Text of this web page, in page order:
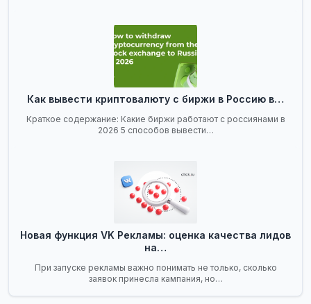
Как вывести криптовалюту с биржи в Россию в…
Краткое содержание: Какие биржи работают с россиянами в
2026 5 способов вывести…
Новая функция VK Рекламы: оценка качества лидов
на…
При запуске рекламы важно понимать не только, сколько
заявок принесла кампания, но…